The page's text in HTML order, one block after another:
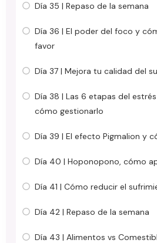
Día 35 | Repaso de la semana
Día 36 | El poder del foco y
favor
Día 37 | Mejora tu calidad del
Día 38 | Las 6 etapas del
cómo gestionarlo
Día 39 | El efecto Pigmalion y
Día 40 | Hoponopono, cómo
Día 41 | Cómo reducir el
Día 42 | Repaso de la semana
Día 43 | Alimentos vs